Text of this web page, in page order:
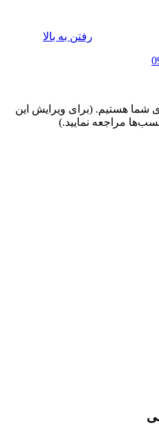
رفتن به بالا
پاسخگوی شما هستیم. (برای ویرایش این
مراجعه نمایید.)